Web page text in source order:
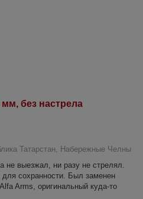
без настрела
Татарстан, Набережные Челны
не выезжал, ни разу не стрелял.
сохранности. Был заменен
Arms, оригинальный куда-то